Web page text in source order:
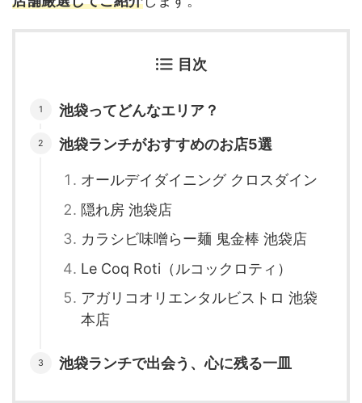
目次
池袋ってどんなエリア？
池袋ランチがおすすめのお店5選
オールデイダイニング クロスダイン
隠れ房 池袋店
カラシビ味噌らー麺 鬼金棒 池袋店
Le Coq Roti（ルコックロティ）
アガリコオリエンタルビストロ 池袋
本店
池袋ランチで出会う、心に残る一皿